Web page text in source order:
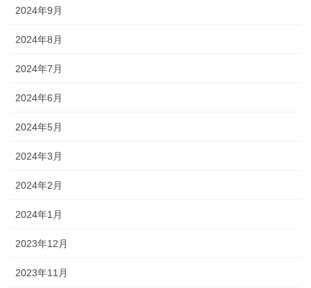
2024年9月
2024年8月
2024年7月
2024年6月
2024年5月
2024年3月
2024年2月
2024年1月
2023年12月
2023年11月